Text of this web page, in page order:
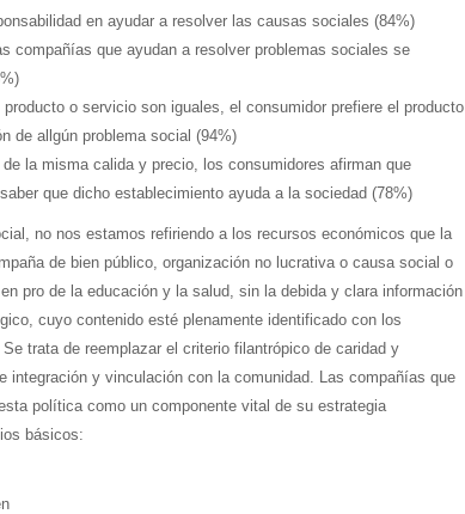
en ayudar a resolver las causas sociales (84%)
compañías que ayudan a resolver problemas sociales se
o servicio son iguales, el consumidor prefiere el producto
de allgún problema social (94%)
la misma calida y precio, los consumidores afirman que
que dicho establecimiento ayuda a la sociedad (78%)
no nos estamos refiriendo a los recursos económicos que la
de bien público, organización no lucrativa o causa social o
pro de la educación y la salud, sin la debida y clara información
cuyo contenido esté plenamente identificado con los
trata de reemplazar el criterio filantrópico de caridad y
integración y vinculación con la comunidad. Las compañías que
política como un componente vital de su estrategia
básicos: